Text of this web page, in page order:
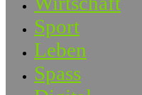
Sport
Leben
Spass